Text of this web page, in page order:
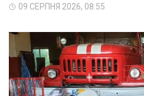
09 СЕРПНЯ 2026, 08:55